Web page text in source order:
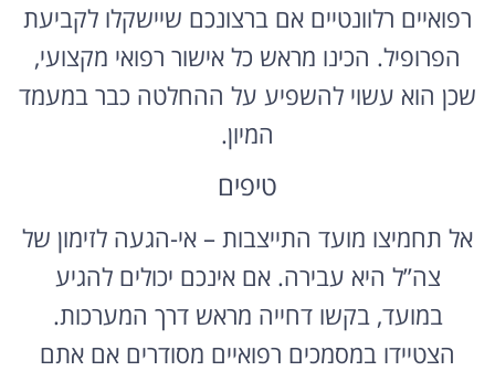
רפואיים רלוונטיים אם ברצונכם שיישקלו לקביעת
הפרופיל. הכינו מראש כל אישור רפואי מקצועי,
שכן הוא עשוי להשפיע על ההחלטה כבר במעמד
המיון.
טיפים
אל תחמיצו מועד התייצבות – אי-הגעה לזימון של
צה”ל היא עבירה. אם אינכם יכולים להגיע
במועד, בקשו דחייה מראש דרך המערכות.
הצטיידו במסמכים רפואיים מסודרים אם אתם